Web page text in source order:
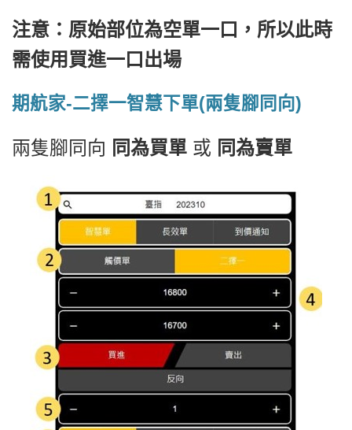
注意：原始部位為空單一口，所以此時
需使用買進一口出場
期航家-二擇一智慧下單(兩隻腳同向)
兩隻腳同向 同為買單 或 同為賣單